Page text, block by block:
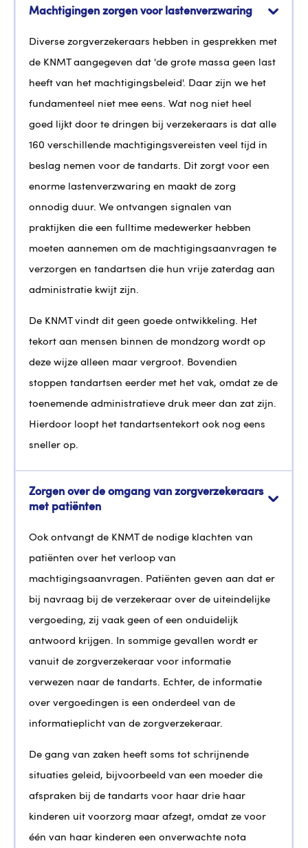
Machtigingen zorgen voor lastenverzwaring
Diverse zorgverzekeraars hebben in gesprekken met
de KNMT aangegeven dat 'de grote massa geen last
heeft van het machtigingsbeleid'. Daar zijn we het
fundamenteel niet mee eens. Wat nog niet heel
goed lijkt door te dringen bij verzekeraars is dat alle
160 verschillende machtigingsvereisten veel tijd in
beslag nemen voor de tandarts. Dit zorgt voor een
enorme lastenverzwaring en maakt de zorg
onnodig duur. We ontvangen signalen van
praktijken die een fulltime medewerker hebben
moeten aannemen om de machtigingsaanvragen te
verzorgen en tandartsen die hun vrije zaterdag aan
administratie kwijt zijn.
De KNMT vindt dit geen goede ontwikkeling. Het
tekort aan mensen binnen de mondzorg wordt op
deze wijze alleen maar vergroot. Bovendien
stoppen tandartsen eerder met het vak, omdat ze de
toenemende administratieve druk meer dan zat zijn.
Hierdoor loopt het tandartsentekort ook nog eens
sneller op.
Zorgen over de omgang van zorgverzekeraars
met patiënten
Ook ontvangt de KNMT de nodige klachten van
patiënten over het verloop van
machtigingsaanvragen. Patiënten geven aan dat er
bij navraag bij de verzekeraar over de uiteindelijke
vergoeding, zij vaak geen of een onduidelijk
antwoord krijgen. In sommige gevallen wordt er
vanuit de zorgverzekeraar voor informatie
verwezen naar de tandarts. Echter, de informatie
over vergoedingen is een onderdeel van de
informatieplicht van de zorgverzekeraar.
De gang van zaken heeft soms tot schrijnende
situaties geleid, bijvoorbeeld van een moeder die
afspraken bij de tandarts voor haar drie haar
kinderen uit voorzorg maar afzegt, omdat ze voor
één van haar kinderen een onverwachte nota